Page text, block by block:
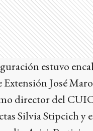
estuvo
Extensión José
director del
Silvia Stipcich y